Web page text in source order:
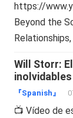
https://
Beyond the
Will Storr:
inolvidables
『Spanish』
📺 Vídeo de